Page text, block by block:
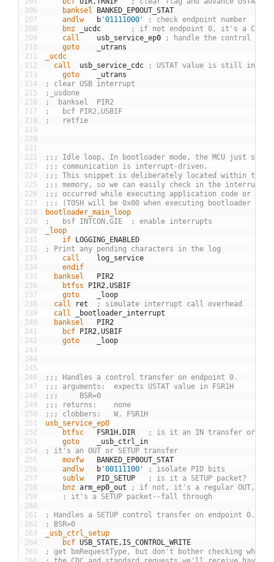
206
207
208
209
210
211
212
213
214
215
216
217
218
219
220
221
222
223
224
225
226
227
228
229
230
231
232
233
234
235
236
237
238
239
240
241
242
243
244
245
246
247
248
249
250
251
252
253
254
255
256
257
258
259
260
261
262
263
264
265
	banksel
BANKED EP0OUT STAT
	andlw
b '01111000'
; check endpoint number
	bnz
ucdc
; if not endpoint 0, it's a CDC
	call
usb service ep0
; handle the control
	goto
utrans
_ucdc
call
usb service cdc
; USTAT value is still in
	goto
utrans
; clear USB interrupt
;_usdone
;  banksel	PIR2
;	bcf	PIR2,USBIF
;	retfie
;;; Idle loop. In bootloader mode, the MCU just spins
;;; communication is interrupt-driven.
;;; This snippet is deliberately located within the
;;; memory, so we can easily check in the interrupt
;;; occurred while executing application code or
;;; (TOSH will be 0x00 when executing bootloader
bootloader_main_loop
;	bsf	INTCON,GIE	; enable interrupts
_loop
	if
LOGGING
ENABLED
; Print any pending characters in the log
	call
log service
	endif
banksel
PIR2
	btfss
PIR2,USBIF
	goto
loop
call
ret
; simulate interrupt call overhead
call
bootloader interrupt
banksel
PIR2
	bcf
PIR2,USBIF
	goto
loop
;;; Handles a control transfer on endpoint 0.
;;; arguments:	expects USTAT value in FSR1H
;;;		BSR=0
;;; returns:	none
;;; clobbers:	W, FSR1H
usb_service_ep0
	btfsc
FSR1H , DIR
; is it an IN transfer or an
	goto
usb ctrl
in
; it's an OUT or SETUP transfer
	movfw
BANKED EP0OUT STAT
	andlw
b '00111100'
; isolate PID bits
	sublw
PID SETUP
; is it a SETUP packet?
	bnz
arm ep0 out
; if not, it's a regular OUT,
; it's a SETUP packet--fall through
; Handles a SETUP control transfer on endpoint 0.
; BSR=0
_usb_ctrl_setup
	bcf
USB STATE, IS CONTROL WRITE
; get bmRequestType, but don't bother checking